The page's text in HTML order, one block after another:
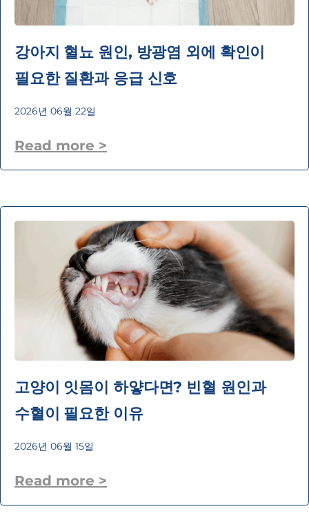
강아지 혈뇨 원인, 방광염 외에 확인이
필요한 질환과 응급 신호
2026년 06월 22일
Read more >
고양이 잇몸이 하얗다면? 빈혈 원인과
수혈이 필요한 이유
2026년 06월 15일
Read more >